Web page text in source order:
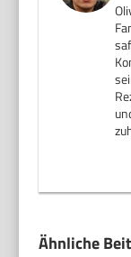
Ähnliche